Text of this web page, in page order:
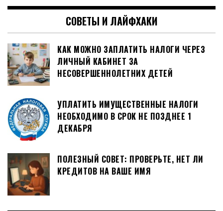
СОВЕТЫ И ЛАЙФХАКИ
КАК МОЖНО ЗАПЛАТИТЬ НАЛОГИ ЧЕРЕЗ
ЛИЧНЫЙ КАБИНЕТ ЗА
НЕСОВЕРШЕННОЛЕТНИХ ДЕТЕЙ
УПЛАТИТЬ ИМУЩЕСТВЕННЫЕ НАЛОГИ
НЕОБХОДИМО В СРОК НЕ ПОЗДНЕЕ 1
ДЕКАБРЯ
ПОЛЕЗНЫЙ СОВЕТ: ПРОВЕРЬТЕ, НЕТ ЛИ
КРЕДИТОВ НА ВАШЕ ИМЯ